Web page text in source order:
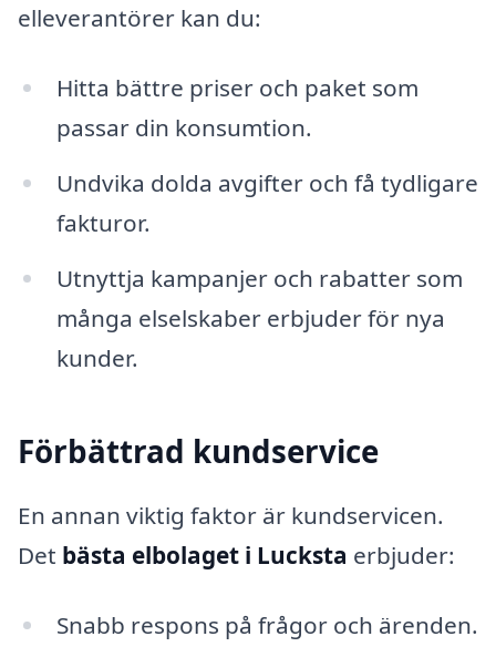
elleverantörer kan du:
Hitta bättre priser och paket som
passar din konsumtion.
Undvika dolda avgifter och få tydligare
fakturor.
Utnyttja kampanjer och rabatter som
många elselskaber erbjuder för nya
kunder.
Förbättrad kundservice
En annan viktig faktor är kundservicen.
Det bästa elbolaget i Lucksta erbjuder:
Snabb respons på frågor och ärenden.